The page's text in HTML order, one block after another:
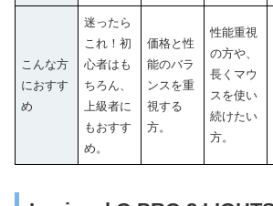
こんな方
におすす
め
迷ったら
これ！初
心者はも
ちろん、
上級者に
もおすす
め。
価格と性
能のバラ
ンスを重
視する
方。
性能重視
の方や、
長くマウ
スを使い
続けたい
方。